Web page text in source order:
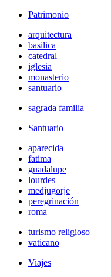
Patrimonio
arquitectura
basilica
catedral
iglesia
monasterio
santuario
sagrada familia
Santuario
aparecida
fatima
guadalupe
lourdes
medjugorje
peregrinación
roma
turismo religioso
vaticano
Viajes